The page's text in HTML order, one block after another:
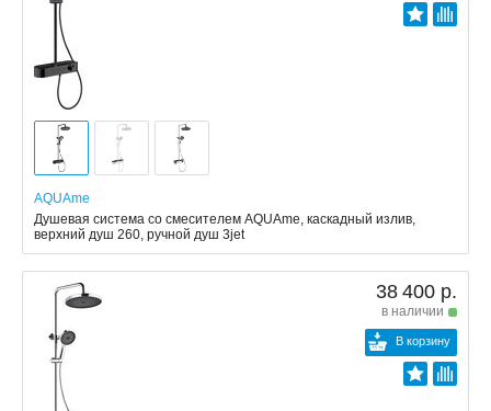
AQUAme
Душевая система со смесителем AQUAme, каскадный излив,
верхний душ 260, ручной душ 3jet
38 400 р.
в наличии
В корзину